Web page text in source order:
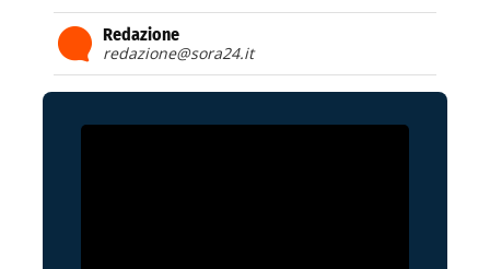
Redazione
redazione@sora24.it